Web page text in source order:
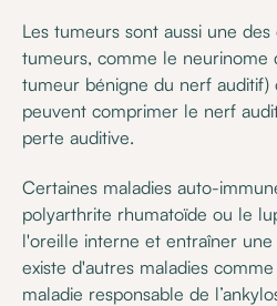
Les tumeurs sont aussi une des
tumeurs, comme le neurinome
tumeur bénigne du nerf auditif)
peuvent comprimer le nerf
perte auditive.
Certaines maladies auto-
polyarthrite rhumatoïde ou le
l'oreille interne et entraîner une
existe d'autres maladies
maladie responsable de